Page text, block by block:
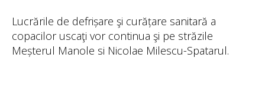
Lucrările de defrișare şi curățare sanitară a
copacilor uscaţi vor continua şi pe străzile
Meșterul Manole si Nicolae Milescu-Spatarul.